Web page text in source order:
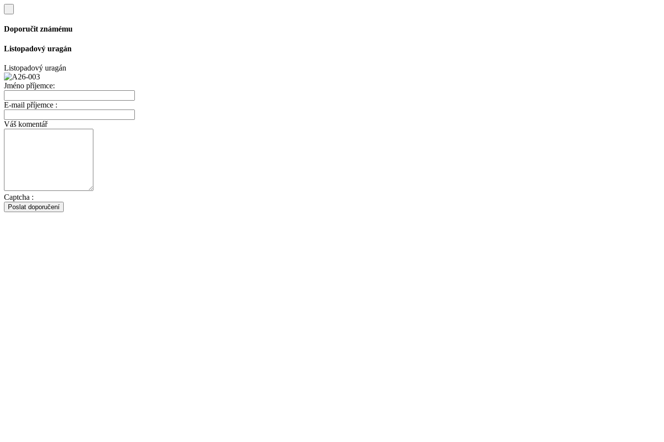
Doporučit známému
Listopadový uragán
Listopadový uragán
Jméno příjemce:
E-mail příjemce :
Váš komentář
Captcha :